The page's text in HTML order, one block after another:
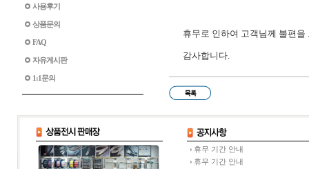
사용후기
상품문의
FAQ
자유게시판
1:1문의
휴무로 인하여 고객님께 불편을
감사합니다.
휴무 기간 안내
휴무 기간 안내